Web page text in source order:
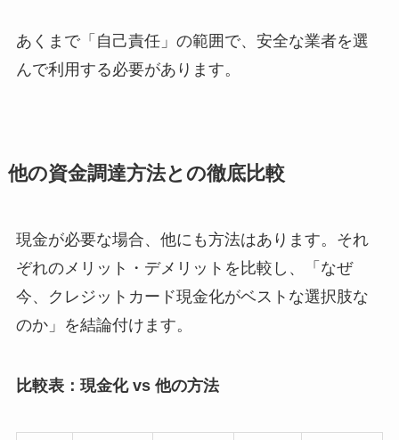
あくまで「自己責任」の範囲で、安全な業者を選
んで利用する必要があります。
他の資金調達方法との徹底比較
現金が必要な場合、他にも方法はあります。それ
ぞれのメリット・デメリットを比較し、「なぜ
今、クレジットカード現金化がベストな選択肢な
のか」を結論付けます。
比較表：現金化 vs 他の方法